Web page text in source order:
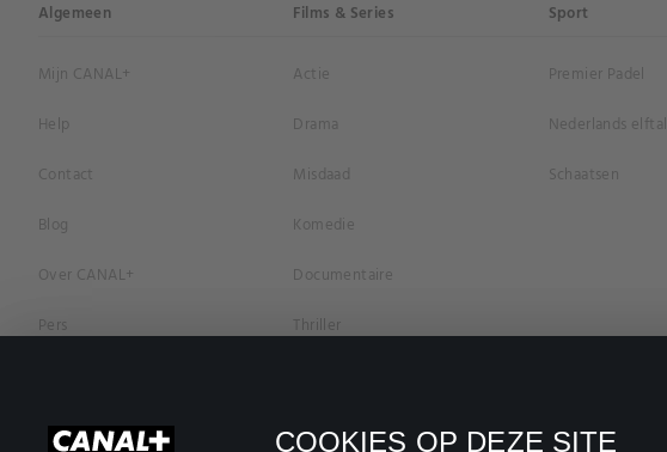
COOKIES OP DEZE SITE
Algemeen
Mijn CANAL+
Help
Contact
Blog
Over CANAL+
Pers
Privacybeleid
Films & Series
Actie
Drama
Misdaad
Komedie
Documentaire
Thriller
Romantiek
Sport
Premier Padel
Nederlands elftal
Schaatsen